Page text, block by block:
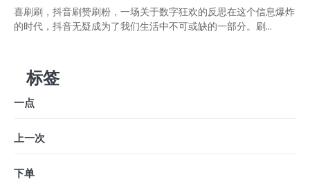
喜刷刷，抖音刷赞刷粉，一场关于数字狂欢的反思在这个信息爆炸
的时代，抖音无疑成为了我们生活中不可或缺的一部分。刷...
标签
一点
上一次
下单